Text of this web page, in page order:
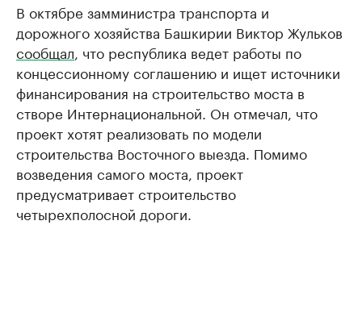
В октябре замминистра транспорта и
дорожного хозяйства Башкирии Виктор Жульков
сообщал, что республика ведет работы по
концессионному соглашению и ищет источники
финансирования на строительство моста в
створе Интернациональной. Он отмечал, что
проект хотят реализовать по модели
строительства Восточного выезда. Помимо
возведения самого моста, проект
предусматривает строительство
четырехполосной дороги.